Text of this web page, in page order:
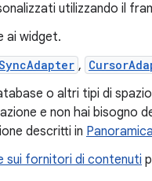
utilizzando il
ai widget.
,
o altri tipi di
e non hai bisogno
descritti in
sui fornitori di contenuti